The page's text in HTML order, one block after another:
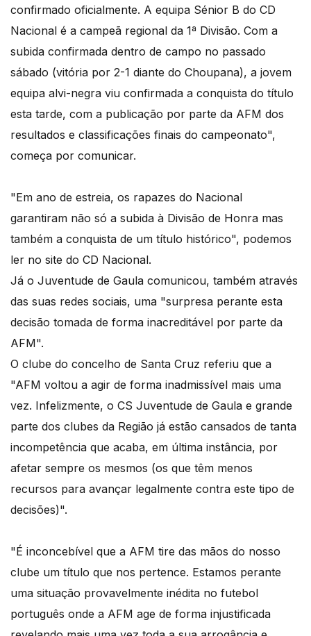
confirmado oficialmente. A equipa Sénior B do CD
Nacional é a campeã regional da 1ª Divisão. Com a
subida confirmada dentro de campo no passado
sábado (vitória por 2-1 diante do Choupana), a jovem
equipa alvi-negra viu confirmada a conquista do título
esta tarde, com a publicação por parte da AFM dos
resultados e classificações finais do campeonato",
começa por comunicar.
"Em ano de estreia, os rapazes do Nacional
garantiram não só a subida à Divisão de Honra mas
também a conquista de um título histórico", podemos
ler no site do CD Nacional.
Já o Juventude de Gaula comunicou, também através
das suas redes sociais, uma "surpresa perante esta
decisão tomada de forma inacreditável por parte da
AFM".
O clube do concelho de Santa Cruz referiu que a
"AFM voltou a agir de forma inadmissível mais uma
vez. Infelizmente, o CS Juventude de Gaula e grande
parte dos clubes da Região já estão cansados de tanta
incompetência que acaba, em última instância, por
afetar sempre os mesmos (os que têm menos
recursos para avançar legalmente contra este tipo de
decisões)".
"É inconcebível que a AFM tire das mãos do nosso
clube um título que nos pertence. Estamos perante
uma situação provavelmente inédita no futebol
português onde a AFM age de forma injustificada